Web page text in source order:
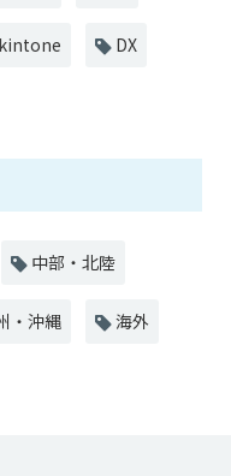
kintone DX
中部・北陸
・沖縄 海外